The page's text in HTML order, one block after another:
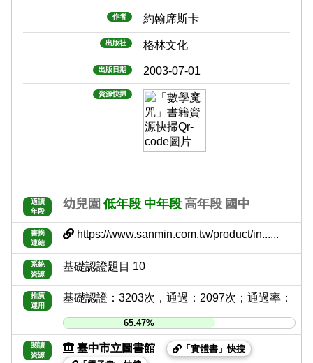
作者 約翰席斯卡
出版社 格林文化
出版日期 2003-07-01
資源快掃
適讀
年段
幼兒園 低年段 中年段 高年段 國中
書摘
連結
https://www.sanmin.com.tw/product/in......
系統
資源
基礎認證題目 10
推廣
運用
基礎認證：3203次，通過：2097次；通過率：
65.47%
閱讀
資源
臺中市立圖書館
「實體書」快搜